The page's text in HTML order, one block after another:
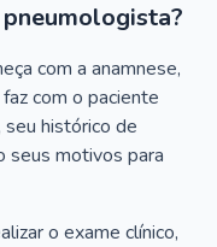
com a anamnese,
com o paciente
histórico de
seus motivos para
o exame clínico,